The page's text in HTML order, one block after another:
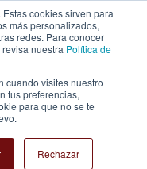
cookies sirven para
más personalizados,
redes. Para conocer
nuestra Política de
cuando visites nuestro
tus preferencias,
para que no se te
Rechazar